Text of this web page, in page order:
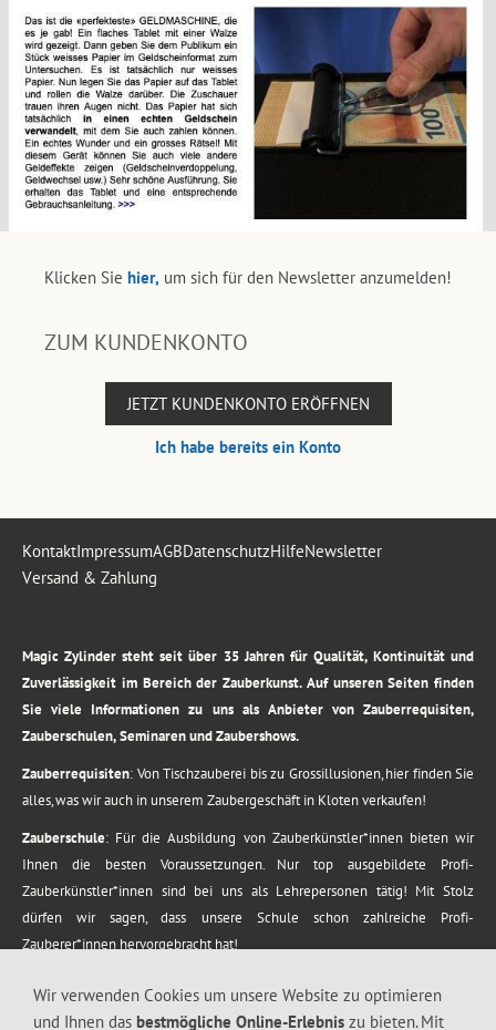
Klicken Sie hier, um sich für den Newsletter anzumelden!
ZUM KUNDENKONTO
JETZT KUNDENKONTO ERÖFFNEN
Ich habe bereits ein Konto
KontaktImpressumAGBDatenschutzHilfeNewsletter
Versand & Zahlung
Magic Zylinder steht seit über 35 Jahren für Qualität, Kontinuität und
Zuverlässigkeit im Bereich der Zauberkunst. Auf unseren Seiten finden
Sie viele Informationen zu uns als Anbieter von Zauberrequisiten,
Zauberschulen, Seminaren und Zaubershows.
Zauberrequisiten: Von Tischzauberei bis zu Grossillusionen, hier finden Sie
alles, was wir auch in unserem Zaubergeschäft in Kloten verkaufen!
Zauberschule: Für die Ausbildung von Zauberkünstler*innen bieten wir
Ihnen die besten Voraussetzungen. Nur top ausgebildete Profi-
Zauberkünstler*innen sind bei uns als Lehrepersonen tätig! Mit Stolz
dürfen wir sagen, dass unsere Schule schon zahlreiche Profi-
Zauberer*innen hervorgebracht hat!
vom Kinderprogramm bis zur Tischzauberei. Lassen Sie sich faszinieren von
Wir verwenden Cookies um unsere Website zu optimieren
und Ihnen das bestmögliche Online-Erlebnis zu bieten. Mit